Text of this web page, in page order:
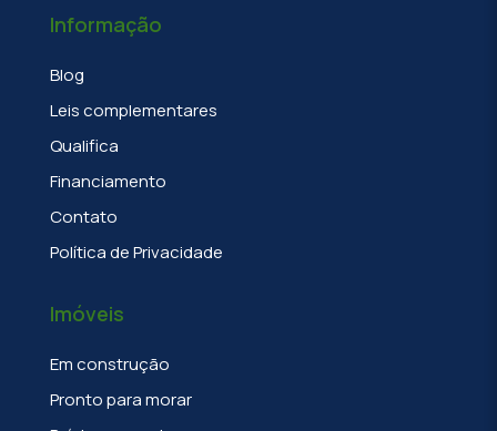
Informação
Blog
Leis complementares
Qualifica
Financiamento
Contato
Política de Privacidade
Imóveis
Em construção
Pronto para morar